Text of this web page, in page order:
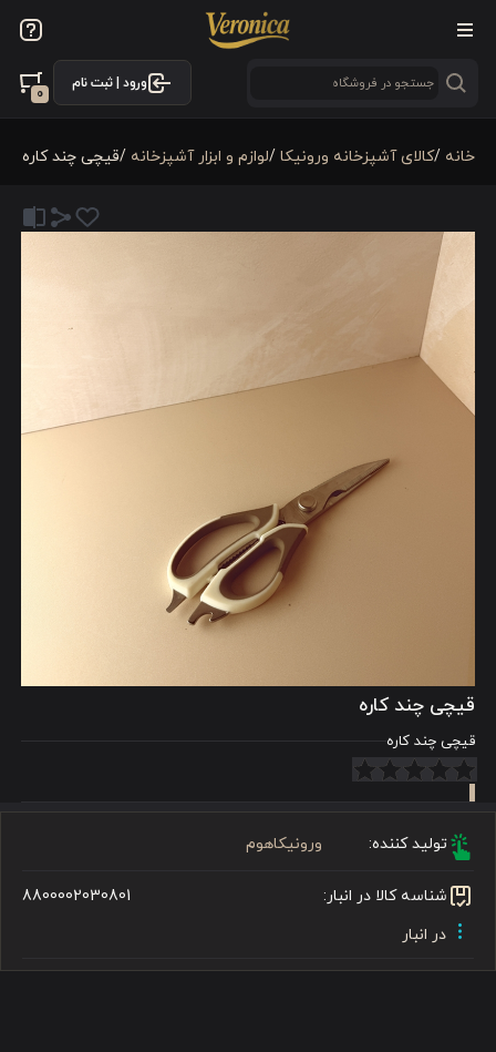
ورود | ثبت نام
0
خانه /كالای آشپزخانه ورونیکا /لوازم و ابزار آشپزخانه /قیچی چند کاره
قیچی چند کاره
قیچی چند کاره
تولید کننده: ورونیکاهوم
شناسه کالا در انبار:
8800002030801
در انبار